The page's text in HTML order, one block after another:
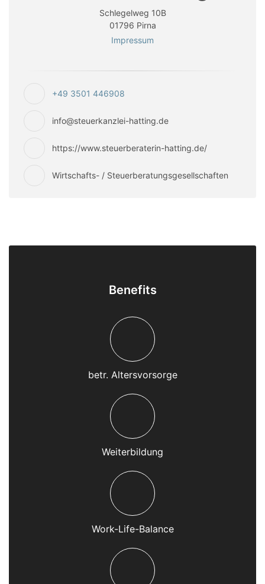
Schlegelweg 10B
01796 Pirna
Impressum
+49 3501 446908
info@steuerkanzlei-hatting.de
https://www.steuerberaterin-hatting.de/
Wirtschafts- / Steuerberatungsgesellschaften
Benefits
betr. Altersvorsorge
Weiterbildung
Work-Life-Balance